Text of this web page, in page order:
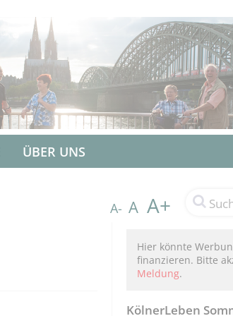
ÜBER UNS
A- A A+
Hier könnte
finanzieren. Bitte
Meldung.
KölnerLeben